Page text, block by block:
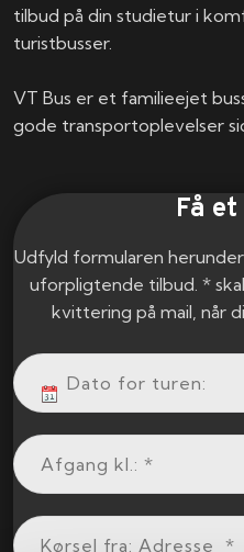
tilbud på din studietur i
turistbusser.
VT Bus er et familieejet
gode transportoplevelser
Få
Udfyld formularen
uforpligtende tilbud. *
kvittering på mail, når